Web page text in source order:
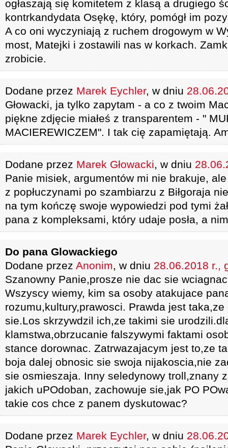
ogłaszają się komitetem z klasą a drugiego
kontrkandydata Osękę, który, pomógł im
A co oni wyczyniają z ruchem drogowym w
most, Matejki i zostawili nas w korkach.
zrobicie.
Dodane przez Marek Eychler, w dniu
Głowacki, ja tylko zapytam - a co z twoim
piękne zdjęcie miałeś z transparentem - "
MACIEREWICZEM". I tak cię zapamiętają.
Dodane przez Marek Głowacki, w dniu
Panie misiek, argumentów mi nie brakuje,
z popłuczynami po szambiarzu z Biłgoraja
na tym kończę swoje wypowiedzi pod tymi
pana z kompleksami, który udaje posła, a
Do pana Glowackiego
Dodane przez Anonim, w dniu 28.06.2018 r.,
Szanowny Panie,prosze nie dac sie
Wszyscy wiemy, kim sa osoby atakujace
rozumu,kultury,prawosci. Prawda jest
sie.Los skrzywdzil ich,ze takimi sie
klamstwa,obrzucanie falszywymi faktami
stance dorownac. Zatrwazajacym jest to,ze
boja dalej obnosic sie swoja nijakoscia,nie
sie osmieszaja. Inny seledynowy troll,znany
jakich uPOdoban, zachowuje sie,jak PO
takie cos chce z panem dyskutowac?
Dodane przez Marek Eychler, w dniu